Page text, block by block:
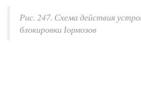
Рис. 247. Схема действия
блокировки Іормозов